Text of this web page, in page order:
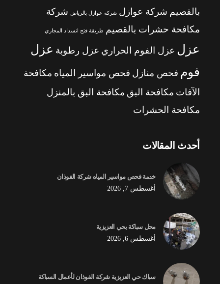
بالقصيم شركة عوازل شركة عوازل بالرياض شركة
مكافحة حشرات بالقصيم طريقة فتح انسداد المجاري
عزل عزل الفوم الحراري عزل رطوبة عزل
فوم فحص منازل فحص مواسير المياه مكافحة
الآفات مكافحة البق مكافحة البق بالمنزل
مكافحة الحشرات
أحدث المقالات
خدمة فحص مواسير المياه شركة الفوذان
أغسطس 7, 2026
محل سباكة بحي العزيزية
أغسطس 6, 2026
سباك حي العزيزية شركة الفوذان لأعمال السباكة